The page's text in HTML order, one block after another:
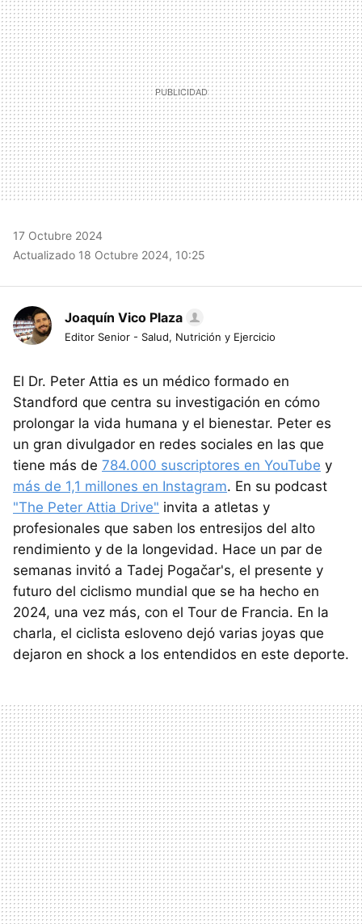
17 Octubre 2024
Actualizado 18 Octubre 2024, 10:25
Joaquín Vico Plaza
Editor Senior - Salud, Nutrición y Ejercicio
El Dr. Peter Attia es un médico formado en
Standford que centra su investigación en cómo
prolongar la vida humana y el bienestar. Peter es
un gran divulgador en redes sociales en las que
tiene más de 784.000 suscriptores en YouTube y
más de 1,1 millones en Instagram. En su podcast
"The Peter Attia Drive" invita a atletas y
profesionales que saben los entresijos del alto
rendimiento y de la longevidad. Hace un par de
semanas invitó a Tadej Pogačar's, el presente y
futuro del ciclismo mundial que se ha hecho en
2024, una vez más, con el Tour de Francia. En la
charla, el ciclista esloveno dejó varias joyas que
dejaron en shock a los entendidos en este deporte.